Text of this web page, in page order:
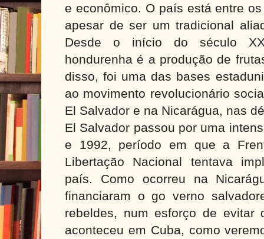
e econômico. O país está entre
apesar de ser um tradicional
Desde o início do século
hondurenha é a produção de
disso, foi uma das bases
ao movimento revolucionário
El Salvador e na Nicarágua, nas
El Salvador passou por uma
e 1992, período em que a
Libertação Nacional tentava
país. Como ocorreu na
financiaram o go verno
rebeldes, num esforço de evitar
aconteceu em Cuba, como